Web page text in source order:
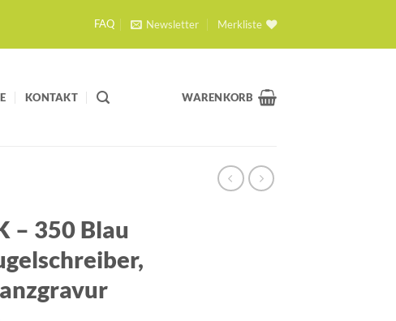
FAQ Newsletter Merkliste
KONTAKT WARENKORB
– 350 Blau